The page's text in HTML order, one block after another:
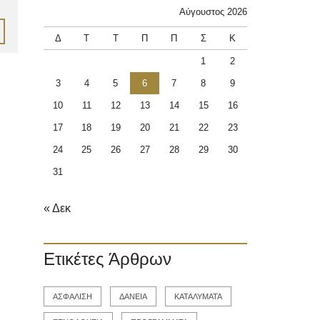
Αύγουστος 2026
Δ Τ Τ Π Π Σ Κ
1 2
3 4 5 6 7 8 9
10 11 12 13 14 15 16
17 18 19 20 21 22 23
24 25 26 27 28 29 30
31
« Δεκ
Ετικέτες Άρθρων
ΑΣΦΑΛΙΣΗ ΔΑΝΕΙΑ ΚΑΤΑΛΥΜΑΤΑ